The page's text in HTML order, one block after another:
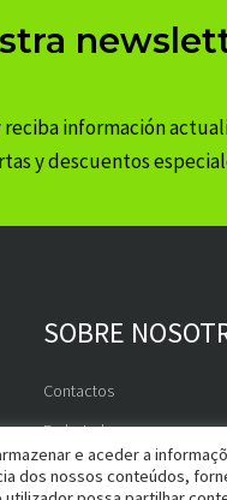
información
y descuentos
SOBRE
Contactos
Embajadores
e aceder a
dos nossos conteúdos,